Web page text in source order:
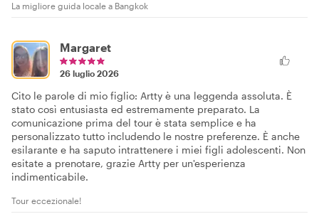
La migliore guida locale a Bangkok
Margaret
26 luglio 2026
Cito le parole di mio figlio: Artty è una leggenda assoluta. È
stato così entusiasta ed estremamente preparato. La
comunicazione prima del tour è stata semplice e ha
personalizzato tutto includendo le nostre preferenze. È anche
esilarante e ha saputo intrattenere i miei figli adolescenti. Non
esitate a prenotare, grazie Artty per un'esperienza
indimenticabile.
Tour eccezionale!